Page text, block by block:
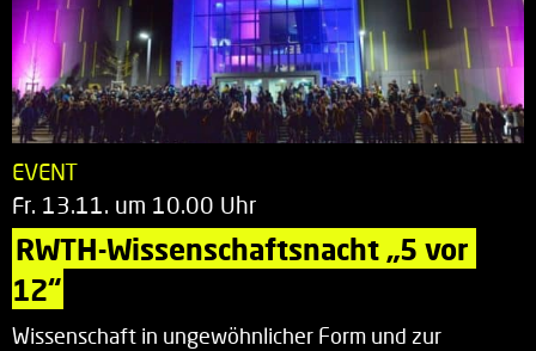
EVENT
Fr. 13.11. um 10.00 Uhr
RWTH-Wissenschaftsnacht „5 vor
12“
Wissenschaft in ungewöhnlicher Form und zur